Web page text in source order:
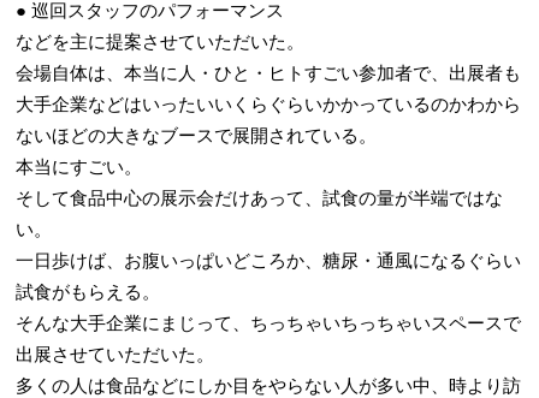
● 巡回スタッフのパフォーマンス
などを主に提案させていただいた。
会場自体は、本当に人・ひと・ヒトすごい参加者で、出展者も
大手企業などはいったいいくらぐらいかかっているのかわから
ないほどの大きなブースで展開されている。
本当にすごい。
そして食品中心の展示会だけあって、試食の量が半端ではな
い。
一日歩けば、お腹いっぱいどころか、糖尿・通風になるぐらい
試食がもらえる。
そんな大手企業にまじって、ちっちゃいちっちゃいスペースで
出展させていただいた。
多くの人は食品などにしか目をやらない人が多い中、時より訪